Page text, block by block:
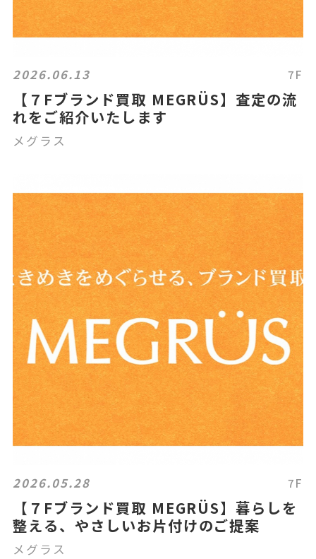
2026.06.13 7F
【７Fブランド買取 MEGRÜS】査定の流
れをご紹介いたします
メグラス
2026.05.28 7F
【７Fブランド買取 MEGRÜS】暮らしを
整える、やさしいお片付けのご提案
メグラス